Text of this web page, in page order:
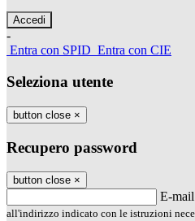
-
Entra con SPID Entra con CIE
Seleziona utente
button close ×
Recupero password
button close ×
E-mail
all'indirizzo indicato con le istruzioni